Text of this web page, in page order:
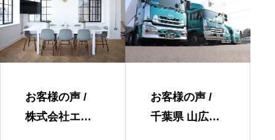
お客様の声 /
株式会社エス
お客様の声 /
千葉県 山広運